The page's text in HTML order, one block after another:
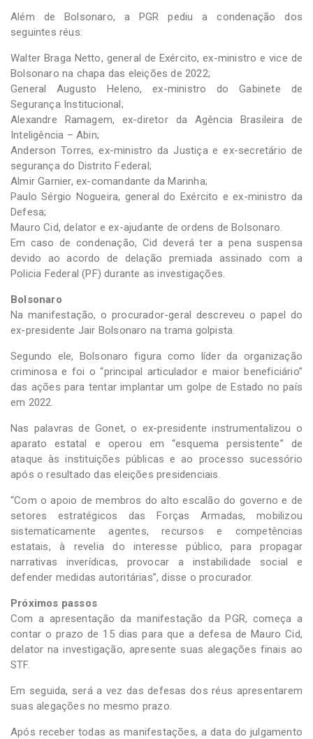
Além de Bolsonaro, a PGR pediu a condenação dos
seguintes réus:
Walter Braga Netto, general de Exército, ex-ministro e vice de
Bolsonaro na chapa das eleições de 2022;
General Augusto Heleno, ex-ministro do Gabinete de
Segurança Institucional;
Alexandre Ramagem, ex-diretor da Agência Brasileira de
Inteligência – Abin;
Anderson Torres, ex-ministro da Justiça e ex-secretário de
segurança do Distrito Federal;
Almir Garnier, ex-comandante da Marinha;
Paulo Sérgio Nogueira, general do Exército e ex-ministro da
Defesa;
Mauro Cid, delator e ex-ajudante de ordens de Bolsonaro.
Em caso de condenação, Cid deverá ter a pena suspensa
devido ao acordo de delação premiada assinado com a
Policia Federal (PF) durante as investigações.
Bolsonaro
Na manifestação, o procurador-geral descreveu o papel do
ex-presidente Jair Bolsonaro na trama golpista.
Segundo ele, Bolsonaro figura como líder da organização
criminosa e foi o “principal articulador e maior beneficiário”
das ações para tentar implantar um golpe de Estado no país
em 2022.
Nas palavras de Gonet, o ex-presidente instrumentalizou o
aparato estatal e operou em “esquema persistente” de
ataque às instituições públicas e ao processo sucessório
após o resultado das eleições presidenciais.
“Com o apoio de membros do alto escalão do governo e de
setores estratégicos das Forças Armadas, mobilizou
sistematicamente agentes, recursos e competências
estatais, à revelia do interesse público, para propagar
narrativas inverídicas, provocar a instabilidade social e
defender medidas autoritárias”, disse o procurador.
Próximos passos
Com a apresentação da manifestação da PGR, começa a
contar o prazo de 15 dias para que a defesa de Mauro Cid,
delator na investigação, apresente suas alegações finais ao
STF.
Em seguida, será a vez das defesas dos réus apresentarem
suas alegações no mesmo prazo.
Após receber todas as manifestações, a data do julgamento